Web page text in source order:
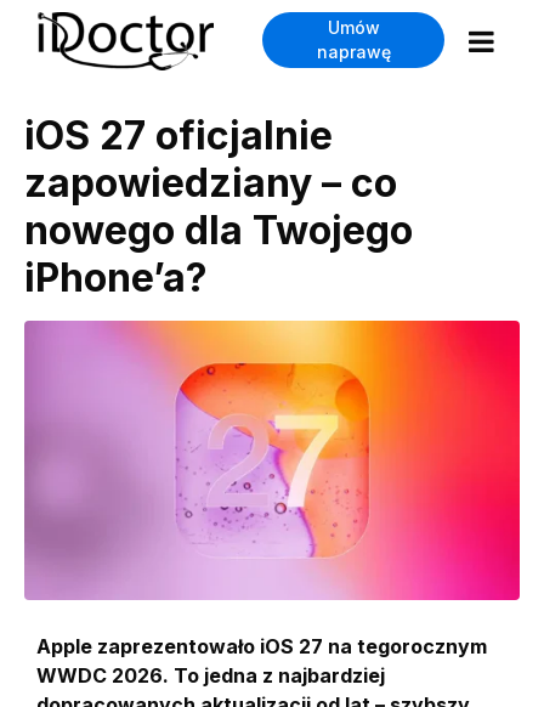
Umów
naprawę
iOS 27 oficjalnie
zapowiedziany – co
nowego dla Twojego
iPhone’a?
Apple zaprezentowało iOS 27 na tegorocznym
WWDC 2026. To jedna z najbardziej